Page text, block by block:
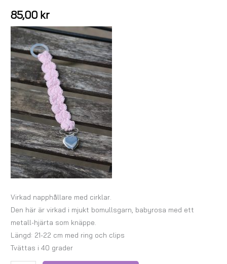
85,00 kr
Virkad napphållare med cirklar.
Den här är virkad i mjukt bomullsgarn, babyrosa med ett
metall-hjärta som knäppe.
Längd: 21-22 cm med ring och clips
Tvättas i 40 grader